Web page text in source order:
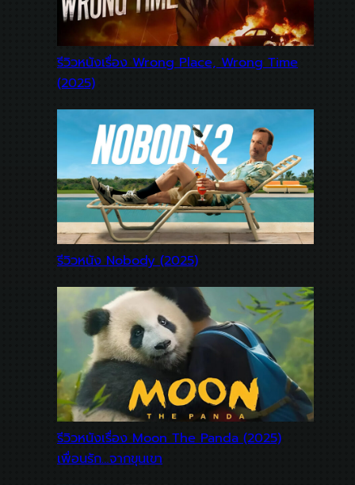
รีวิวหนังเรื่อง Wrong Place, Wrong Time
(2025)
รีวิวหนัง Nobody (2025)
รีวิวหนังเรื่อง Moon The Panda (2025)
เพื่อนรัก…จากขุนเขา